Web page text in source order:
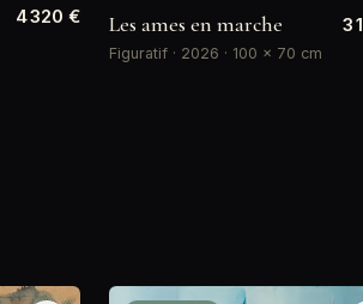
4 320 € Les ames en marche
Figuratif · 2026 · 100 × 70 cm
3